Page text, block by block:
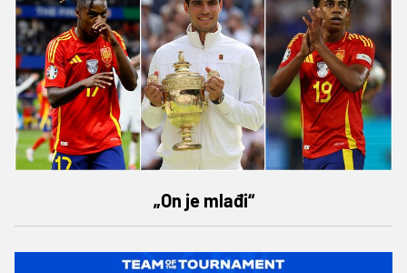
„On je mlađi“